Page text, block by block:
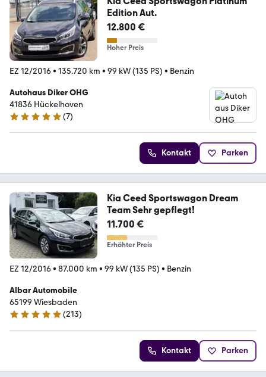
Edition Aut.
12.800 €
Hoher Preis
EZ 12/2016• 135.720 km • 99 kW (135 PS) • Benzin
Autohaus Diker OHG
41836 Hückelhoven
4.8 Sterne
(7)
Kontakt Parken
Kia Ceed Sportswagon Dream
Team Sehr gepflegt!
11.700 €
Erhöhter Preis
EZ 12/2016• 87.000 km • 99 kW (135 PS) • Benzin
Albar Automobile
65199 Wiesbaden
4.9 Sterne
(213)
Kontakt Parken